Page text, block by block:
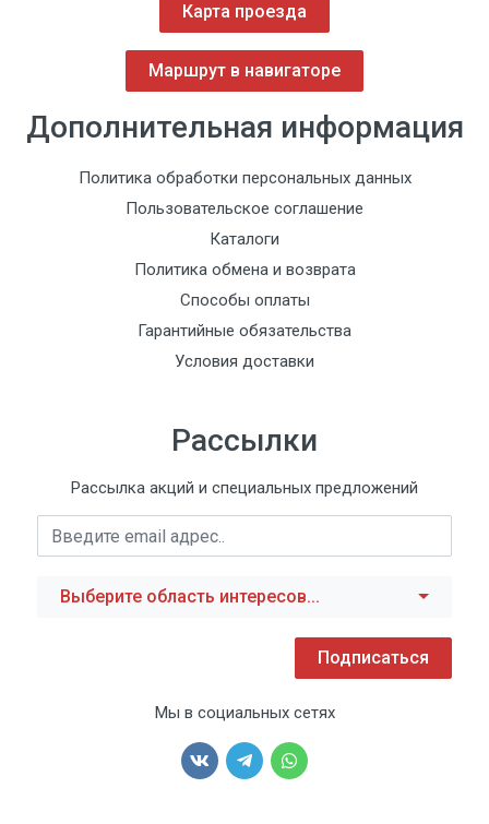
Карта проезда
Маршрут в навигаторе
Дополнительная информация
Политика обработки персональных данных
Пользовательское соглашение
Каталоги
Политика обмена и возврата
Способы оплаты
Гарантийные обязательства
Условия доставки
Рассылки
Рассылка акций и специальных предложений
Выберите область интересов...
Подписаться
Мы в социальных сетях